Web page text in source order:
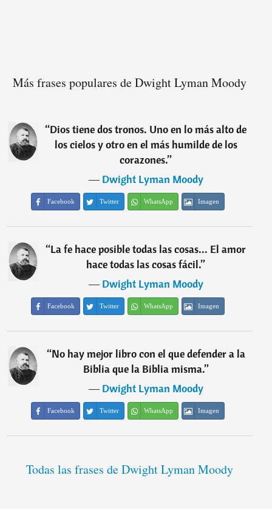
Más frases populares de Dwight Lyman Moody
“Dios tiene dos tronos. Uno en lo más alto de
los cielos y otro en el más humilde de los
corazones.”
―Dwight Lyman Moody
Facebook Twitter WhatsApp Imagen
“La fe hace posible todas las cosas... El amor
hace todas las cosas fácil.”
―Dwight Lyman Moody
Facebook Twitter WhatsApp Imagen
“No hay mejor libro con el que defender a la
Biblia que la Biblia misma.”
―Dwight Lyman Moody
Facebook Twitter WhatsApp Imagen
Todas las frases de Dwight Lyman Moody